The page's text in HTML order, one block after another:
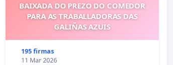
BAIXADA DO PREZO DO COMEDOR
PARA AS TRABALLADORAS DAS
GALIÑAS AZUIS
195 firmas
11 Mar 2026